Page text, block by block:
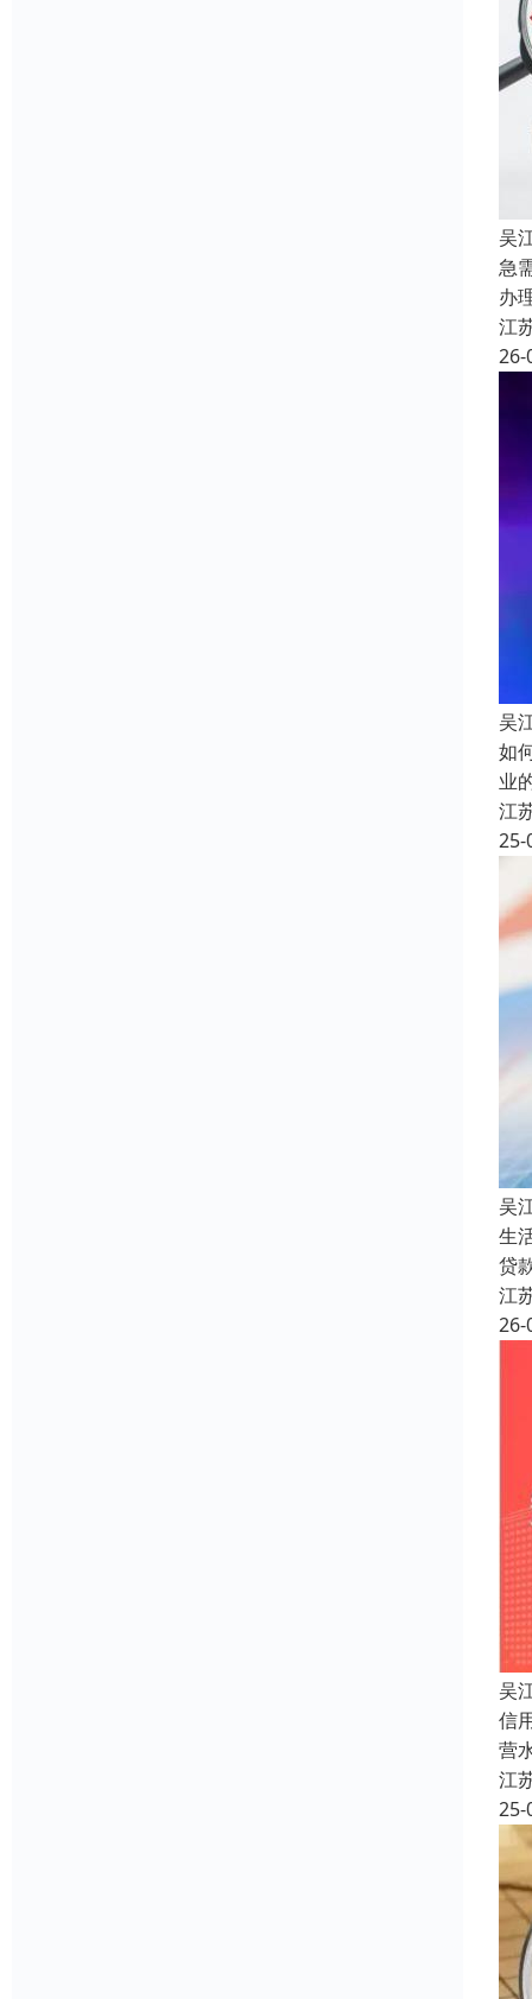
吴
急
办
江
26-
吴
如
业
江
25-
吴
生
贷
江
26-
吴
信
营
江
25-